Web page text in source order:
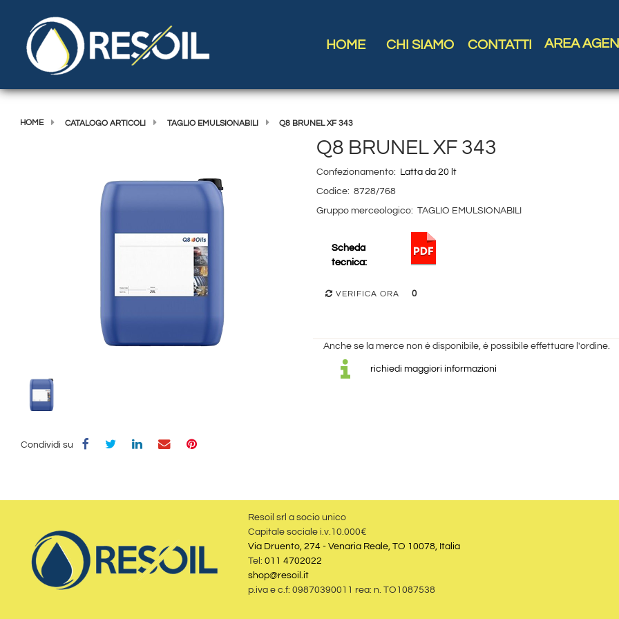
HOME CHI SIAMO CONTATTI AREA
HOME CATALOGO ARTICOLI TAGLIO EMULSIONABILI Q8 BRUNEL XF 343
Q8 BRUNEL XF 343
Confezionamento:
Latta da 20 lt
Codice: 8728/768
Gruppo merceologico: TAGLIO EMULSIONABILI
Scheda
tecnica:
VERIFICA ORA 0
Anche se la merce non è disponibile, è possibile effettuare l'ordine.
richiedi maggiori informazioni
Condividi su
Resoil srl a socio unico
Capitale sociale i.v.10.000€
Via Druento, 274 - Venaria Reale, TO 10078, Italia
Tel: 011 4702022
shop@resoil.it
p.iva e c.f: 09870390011 rea: n. TO1087538